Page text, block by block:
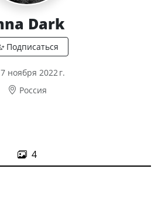
Dark
ноября 2022 г.
Россия
4